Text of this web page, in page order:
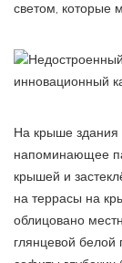
светом, которые
На крыше здания
напоминающее
крышей и
на террасы на
облицовано
глянцевой белой